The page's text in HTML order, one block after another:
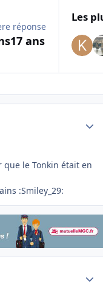
réponse
17 ans
Les
overview
que le Tonkin était en
:Smiley_29: